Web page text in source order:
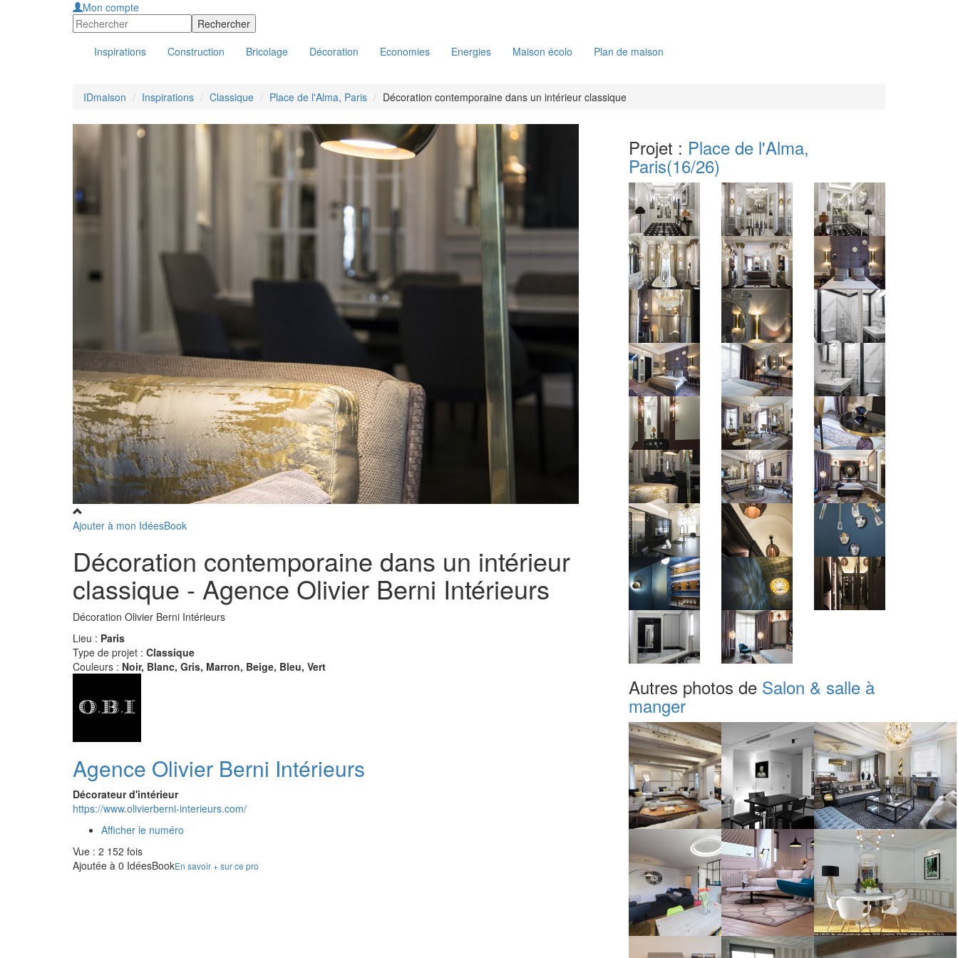
Mon compte
Inspirations Construction Bricolage Décoration Economies Energies Maison écolo Plan de maison
IDmaison Inspirations Classique Place de l'Alma, Paris Décoration contemporaine dans un intérieur classique
Ajouter à mon IdéesBook
Décoration contemporaine dans un intérieur
classique - Agence Olivier Berni Intérieurs
Décoration Olivier Berni Intérieurs
Lieu : Paris
Type de projet : Classique
Couleurs : Noir, Blanc, Gris, Marron, Beige, Bleu, Vert
Agence Olivier Berni Intérieurs
Décorateur d'intérieur
https://www.olivierberni-interieurs.com/
Afficher le numéro
Vue : 2 152 fois
Ajoutée à 0 IdéesBookEn savoir + sur ce pro
Projet : Place de l'Alma,
Paris(16/26)
Autres photos de Salon & salle à
manger